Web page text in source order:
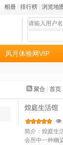
相册 排行榜 浏览地
风月体验网VIP
聚合 首页
煌庭生活馆
简介：煌庭生
会所中一种幽